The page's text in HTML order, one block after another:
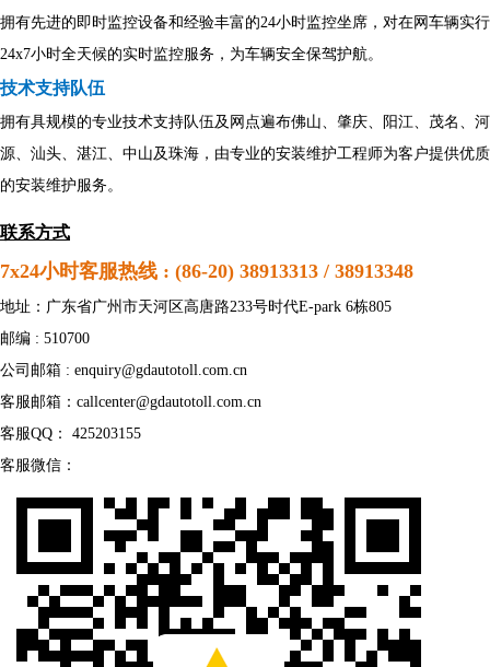
拥有先进的即时监控设备和经验丰富的24小时监控坐席，对在网车辆实行
24x7小时全天候的实时监控服务，为车辆安全保驾护航。
技术支持队伍
拥有具规模的专业技术支持队伍及网点遍布佛山、肇庆、阳江、茂名、河
源、汕头、湛江、中山及珠海，由专业的安装维护工程师为客户提供优质
的安装维护服务。
联系方式
7x24小时客服热线 : (86-20) 38913313 / 38913348
地址：广东省广州市天河区高唐路233号时代E-park 6栋805
邮编 : 510700
公司邮箱 : enquiry@gdautotoll.com.cn
客服邮箱：callcenter@gdautotoll.com.cn
客服QQ： 425203155
客服微信：